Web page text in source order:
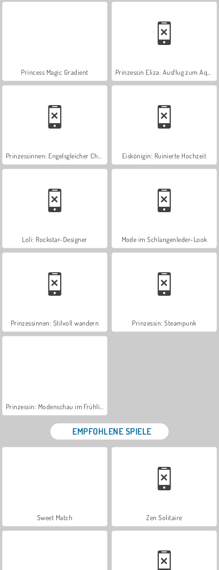
Princess Magic Gradient
Eiskönigin: Ruinierte Hochzeit
Loli: Rockstar-Designer Mode im Schlangenleder-Look
Prinzessinnen: Stilvoll wandern Prinzessin: Steampunk
EMPFOHLENE SPIELE
Sweet Match Zen Solitaire